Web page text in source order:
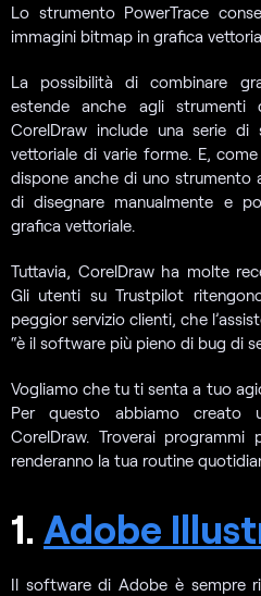
Lo strumento PowerTrace
immagini bitmap in grafica
La possibilità di combinare
estende anche agli strumenti
CorelDraw include una serie
vettoriale di varie forme. E,
dispone anche di uno strumento
di disegnare manualmente e
grafica vettoriale.
Tuttavia, CorelDraw ha molte
Gli utenti su Trustpilot
peggior servizio clienti, che
“è il software più pieno di bug di
Vogliamo che tu ti senta a tuo
Per questo abbiamo creato
CorelDraw. Troverai
renderanno la tua routine
1. Adobe
Il software di Adobe è sempre